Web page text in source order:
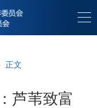
正文
芦苇致富